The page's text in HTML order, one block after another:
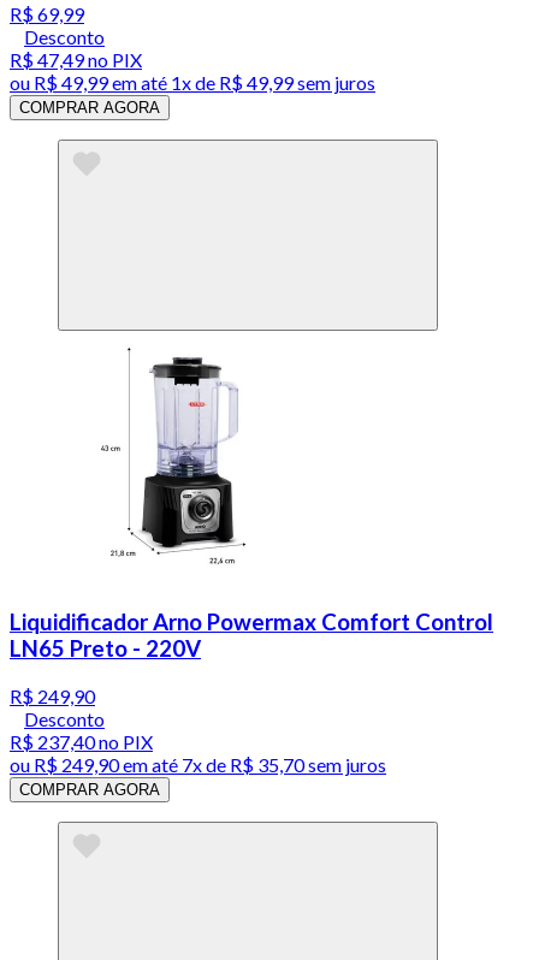
R$ 69,99
Desconto
R$ 47,49no PIX
ou R$ 49,99em até 1x de R$ 49,99sem juros
COMPRAR AGORA
Liquidificador Arno Powermax Comfort Control
LN65 Preto - 220V
R$ 249,90
Desconto
R$ 237,40no PIX
ou R$ 249,90em até 7x de R$ 35,70 sem juros
COMPRAR AGORA